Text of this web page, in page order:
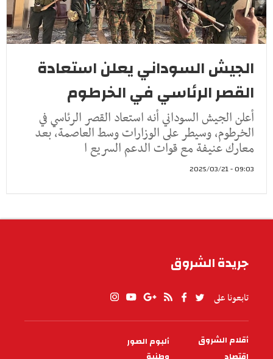
الجيش السوداني يعلن استعادة
القصر الرئاسي في الخرطوم
أعلن الجيش السوداني أنه استعاد القصر الرئاسي في
الخرطوم، وسيطر على الوزارات وسط العاصمة، بعد
معارك عنيفة مع قوات الدعم السريع ا
09:03 - 2025/03/21
جريدة الشروق
تابعونا على
PIED
أقلام الشروق
ألبوم الصور